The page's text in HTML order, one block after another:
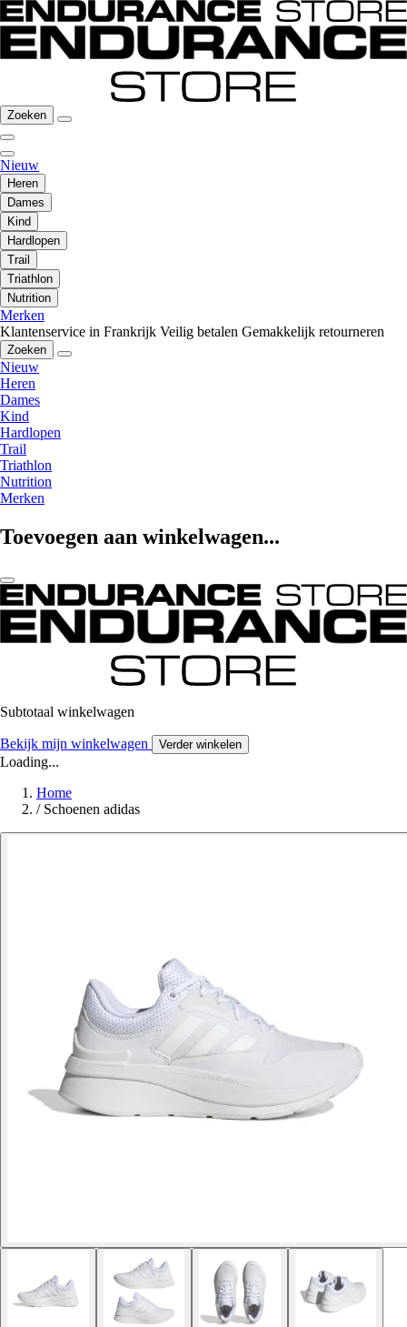
Zoeken
Nieuw
Heren
Dames
Kind
Hardlopen
Trail
Triathlon
Nutrition
Merken
Klantenservice in Frankrijk Veilig betalen Gemakkelijk retourneren
Zoeken
Nieuw
Heren
Dames
Kind
Hardlopen
Trail
Triathlon
Nutrition
Merken
Toevoegen aan winkelwagen...
Subtotaal winkelwagen
Bekijk mijn winkelwagen Verder winkelen
Loading...
Home
/ Schoenen adidas